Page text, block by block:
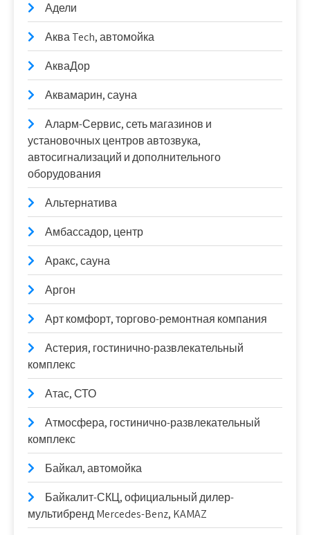
Адели
Аква Tech, автомойка
АкваДор
Аквамарин, сауна
Аларм-Сервис, сеть магазинов и
установочных центров автозвука,
автосигнализаций и дополнительного
оборудования
Альтернатива
Амбассадор, центр
Аракс, сауна
Аргон
Арт комфорт, торгово-ремонтная компания
Астерия, гостинично-развлекательный
комплекс
Атас, СТО
Атмосфера, гостинично-развлекательный
комплекс
Байкал, автомойка
Байкалит-СКЦ, официальный дилер-
мультибренд Mercedes-Benz, KAMAZ